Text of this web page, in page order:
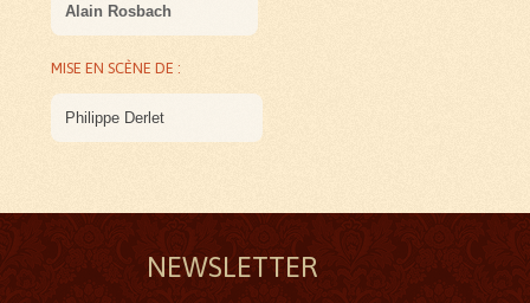
Alain Rosbach
MISE EN SCÈNE DE :
Philippe Derlet
NEWSLETTER